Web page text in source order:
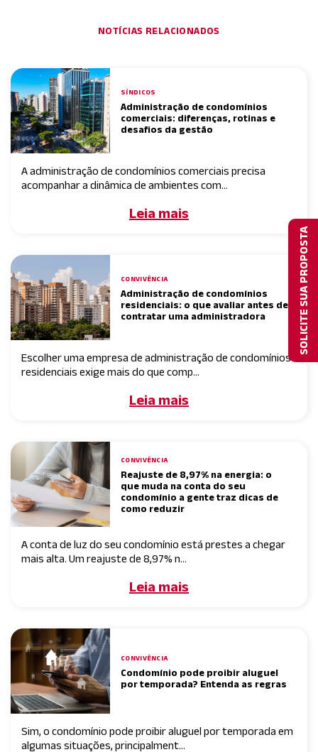
NOTÍCIAS RELACIONADOS
SÍNDICOS
Administração de condomínios
comerciais: diferenças, rotinas e
desafios da gestão
A administração de condomínios comerciais precisa
acompanhar a dinâmica de ambientes com...
Leia mais
CONVIVÊNCIA
Administração de condomínios
residenciais: o que avaliar antes de
contratar uma administradora
Escolher uma empresa de administração de condomínios
residenciais exige mais do que comp...
Leia mais
CONVIVÊNCIA
Reajuste de 8,97% na energia: o
que muda na conta do seu
condomínio a gente traz dicas de
como reduzir
A conta de luz do seu condomínio está prestes a chegar
mais alta. Um reajuste de 8,97% n...
Leia mais
CONVIVÊNCIA
Condomínio pode proibir aluguel
por temporada? Entenda as regras
Sim, o condomínio pode proibir aluguel por temporada em
algumas situações, principalment...
SOLICITE SUA PROPOSTA